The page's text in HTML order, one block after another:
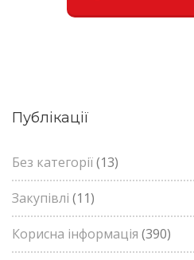
Публікації
Без категорії(13)
Закупівлі (11)
Корисна інформація (390)